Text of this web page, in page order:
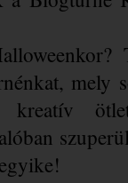
mely
kreatív